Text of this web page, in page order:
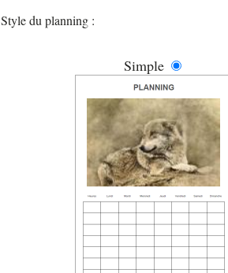
Style du planning :
Simple